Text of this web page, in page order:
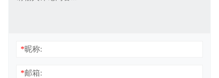
*昵称:
*邮箱: